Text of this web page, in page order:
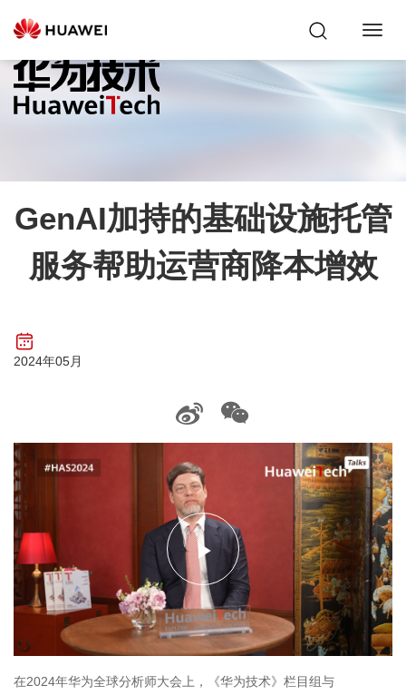
GenAI加持的基础设施托管
服务帮助运营商降本增效
2024年05月
播
放
在2024年华为全球分析师大会上，《华为技术》栏目组与